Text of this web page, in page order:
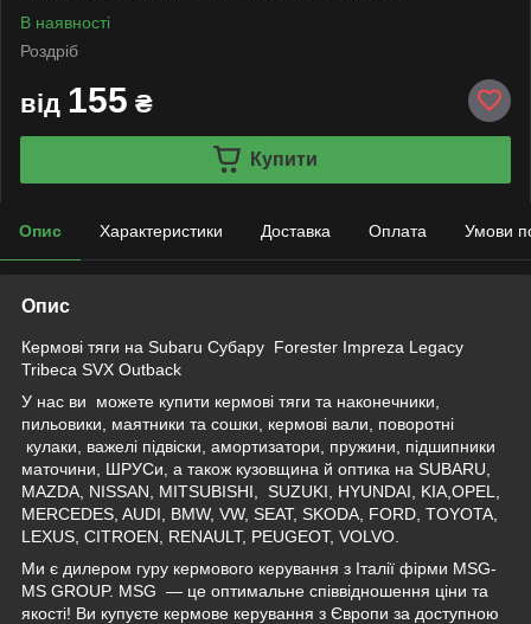
В наявності
Роздріб
від 155 ₴
Купити
Опис Характеристики Доставка Оплата Умови
Опис
Кермові тяги на Subaru Субару Forester Impreza Legacy
Tribeca SVX Outback
У нас ви
можете купити кермові тяги та наконечники,
пильовики, маятники та сошки, кермові вали, поворотні
кулаки, важелі підвіски, амортизатори, пружини, підшипники
маточини, ШРУСи, а також кузовщина й оптика на SUBARU,
MAZDA, NISSAN, MITSUBISHI, SUZUKI, HYUNDAI, KIA,OPEL,
MERCEDES, AUDI, BMW, VW, SEAT, SKODA, FORD, TOYOTA,
LEXUS, CITROEN, RENAULT, PEUGEOT, VOLVO.
Ми є дилером гуру кермового керування з Італії фірми MSG-
MS GROUP. MSG — це оптимальне співвідношення ціни та
якості! Ви купуєте кермове керування з Європи за доступною